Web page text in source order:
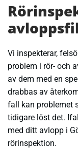
Vi inspekterar,
problem i rör- och
av dem med en
drabbas av
fall kan problemet
tidigare löst det.
med ditt avlopp i
rörinspektion.